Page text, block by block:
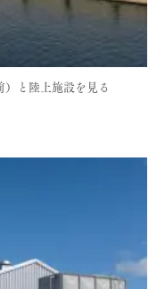
）と陸上施設を見る